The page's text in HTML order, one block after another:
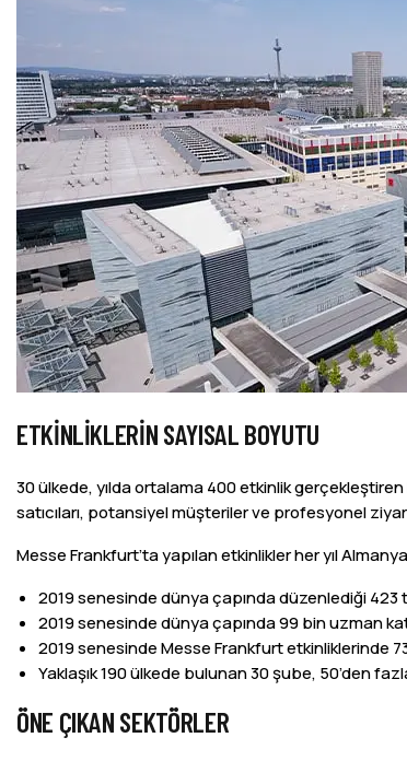
ETKINLIKLERIN SAYISAL BOYUTU
30 ülkede, yılda ortalama 400 etkinlik
satıcıları, potansiyel müşteriler ve profesyonel
Messe Frankfurt’ta yapılan etkinlikler her yıl
2019 senesinde dünya çapında düzenlediği
2019 senesinde dünya çapında 99 bin uzman
2019 senesinde Messe Frankfurt etkinliklerinde
Yaklaşık 190 ülkede bulunan 30 şube, 50’den
ÖNE ÇIKAN SEKTÖRLER